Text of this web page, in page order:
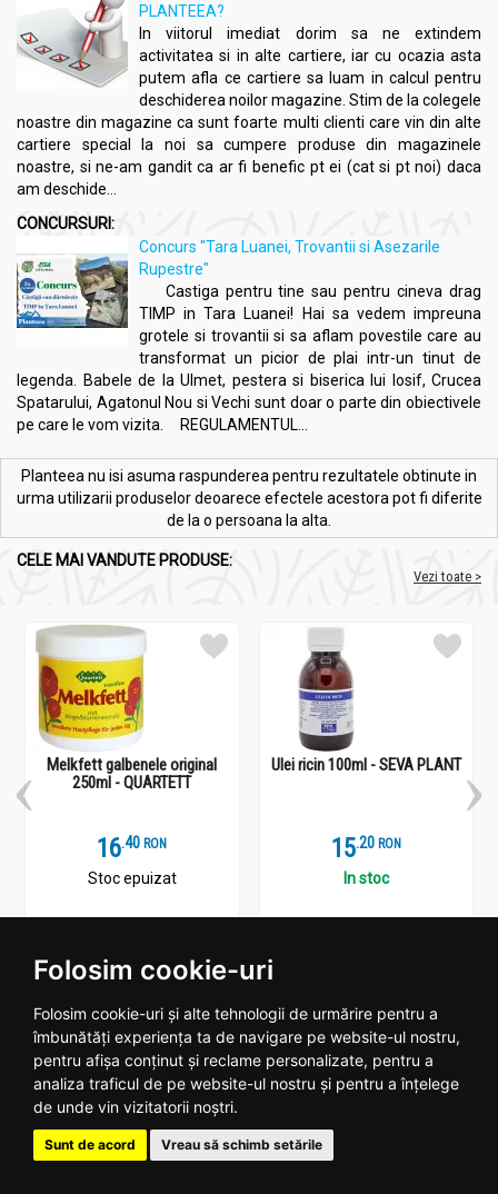
Folosim cookie-uri
Folosim cookie-uri și alte tehnologii de urmărire pentru a
îmbunătăți experiența ta de navigare pe website-ul nostru,
pentru afișa conținut și reclame personalizate, pentru a
analiza traficul de pe website-ul nostru și pentru a înțelege
de unde vin vizitatorii noștri.
Sunt de acord Vreau să schimb setările
PLANTEEA?
In viitorul imediat dorim sa ne extindem
activitatea si in alte cartiere, iar cu ocazia asta
putem afla ce cartiere sa luam in calcul pentru
deschiderea noilor magazine. Stim de la colegele
noastre din magazine ca sunt foarte multi clienti care vin din alte
cartiere special la noi sa cumpere produse din magazinele
noastre, si ne-am gandit ca ar fi benefic pt ei (cat si pt noi) daca
am deschide...
CONCURSURI:
Concurs "Tara Luanei, Trovantii si Asezarile
Rupestre"
Castiga pentru tine sau pentru cineva drag
TIMP in Tara Luanei! Hai sa vedem impreuna
grotele si trovantii si sa aflam povestile care au
transformat un picior de plai intr-un tinut de
legenda. Babele de la Ulmet, pestera si biserica lui Iosif, Crucea
Spatarului, Agatonul Nou si Vechi sunt doar o parte din obiectivele
pe care le vom vizita. REGULAMENTUL...
Planteea nu isi asuma raspunderea pentru rezultatele obtinute in
urma utilizarii produselor deoarece efectele acestora pot fi diferite
de la o persoana la alta.
CELE MAI VANDUTE PRODUSE:
Vezi toate >
Melkfett galbenele original
250ml - QUARTETT
16.4 RON
Stoc epuizat
Ulei ricin 100ml - SEVA PLANT
15.2 RON
In stoc
Plantoteca ta online
Date contact